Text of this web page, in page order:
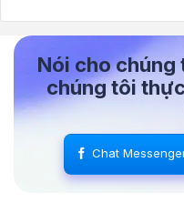
Nói cho chúng
chúng tôi
Chat